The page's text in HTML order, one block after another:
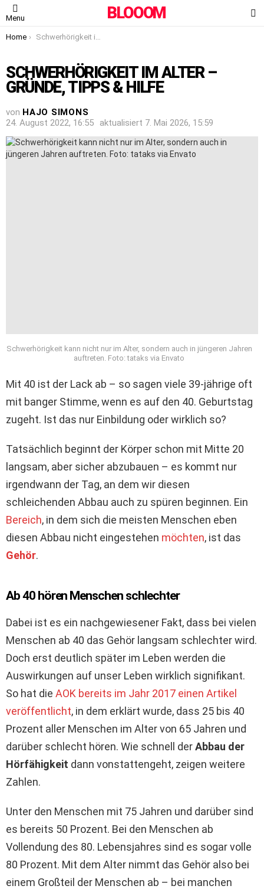
Menu BLOOOM
You are here:
Home Schwerhörigkeit im Alter – Gründe, Tipps & Hilfe
SCHWERHÖRIGKEIT IM ALTER –
GRÜNDE, TIPPS & HILFE
von HAJO SIMONS
24. August 2022, 16:55
aktualisiert 7. Mai 2026, 15:59
Schwerhörigkeit kann nicht nur im Alter, sondern auch in jüngeren Jahren
auftreten. Foto: tataks via Envato
Mit 40 ist der Lack ab – so sagen viele 39-jährige oft
mit banger Stimme, wenn es auf den 40. Geburtstag
zugeht. Ist das nur Einbildung oder wirklich so?
Tatsächlich beginnt der Körper schon mit Mitte 20
langsam, aber sicher abzubauen – es kommt nur
irgendwann der Tag, an dem wir diesen
schleichenden Abbau auch zu spüren beginnen. Ein
Bereich, in dem sich die meisten Menschen eben
diesen Abbau nicht eingestehen möchten, ist das
Gehör.
Ab 40 hören Menschen schlechter
Dabei ist es ein nachgewiesener Fakt, dass bei vielen
Menschen ab 40 das Gehör langsam schlechter wird.
Doch erst deutlich später im Leben werden die
Auswirkungen auf unser Leben wirklich signifikant.
So hat die AOK bereits im Jahr 2017 einen Artikel
veröffentlicht, in dem erklärt wurde, dass 25 bis 40
Prozent aller Menschen im Alter von 65 Jahren und
darüber schlecht hören. Wie schnell derAbbau der
Hörfähigkeit dann vonstattengeht, zeigen weitere
Zahlen.
Unter den Menschen mit 75 Jahren und darüber sind
es bereits 50 Prozent. Bei den Menschen ab
Vollendung des 80. Lebensjahres sind es sogar volle
80 Prozent. Mit dem Alter nimmt das Gehör also bei
einem Großteil der Menschen ab – bei manchen